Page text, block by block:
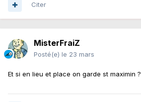
Citer
MisterFraiZ
Posté(e) le 23 mars
Et si en lieu et place on garde st maximin ?